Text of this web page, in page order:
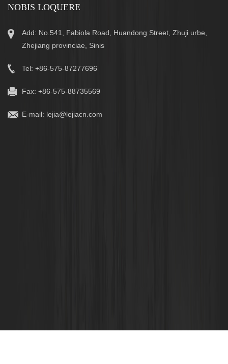
NOBIS LOQUERE
Add: No.541, Fabiola Road, Huandong Street, Zhuji urbe,
Zhejiang provinciae, Sinis
Tel: +86-575-87277696
Fax: +86-575-88735569
E-mail: lejia@lejiacn.com